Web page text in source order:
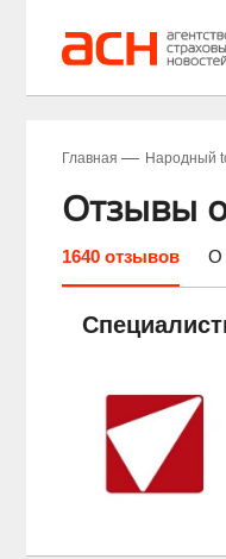
Главная Народный
Отзывы
1640 отзывов О